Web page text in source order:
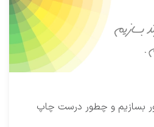
بسازیم و چطور درست چاپ